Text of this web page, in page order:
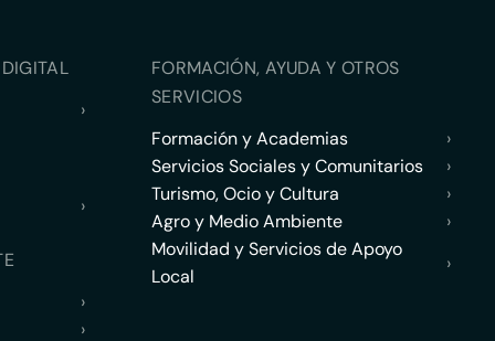
›
›
›
›
FORMACIÓN, AYUDA Y OTROS
SERVICIOS
Formación y Academias
›
Servicios Sociales y Comunitarios
›
Turismo, Ocio y Cultura
›
Agro y Medio Ambiente
›
Movilidad y Servicios de Apoyo
Local
›